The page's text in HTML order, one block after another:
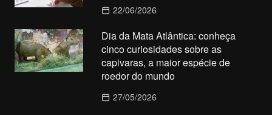
22/06/2026
Dia da Mata Atlântica: conheça
cinco curiosidades sobre as
capivaras, a maior espécie de
roedor do mundo
27/05/2026